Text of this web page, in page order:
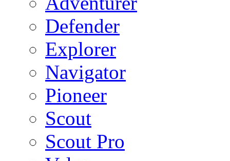
Defender
Explorer
Navigator
Pioneer
Scout
Scout Pro